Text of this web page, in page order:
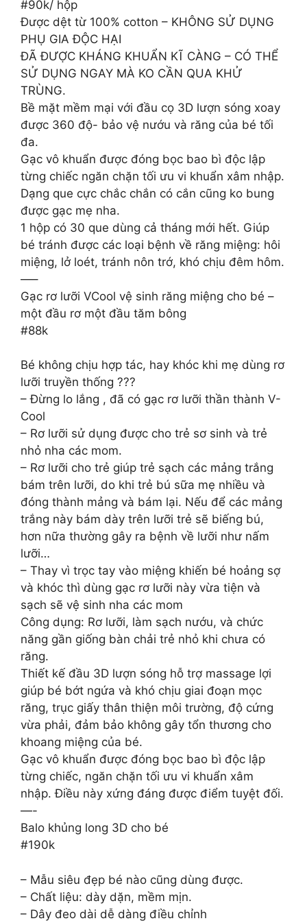
#90k/ hộp
Được dệt từ 100% cotton – KHÔNG SỬ DỤNG
PHỤ GIA ĐỘC HẠI
ĐÃ ĐƯỢC KHÁNG KHUẨN KĨ CÀNG – CÓ THỂ
SỬ DỤNG NGAY MÀ KO CẦN QUA KHỬ
TRÙNG.
Bề mặt mềm mại với đầu cọ 3D lượn sóng xoay
được 360 độ- bảo vệ nướu và răng của bé tối
đa.
Gạc vô khuẩn được đóng bọc bao bì độc lập
từng chiếc ngăn chặn tối ưu vi khuẩn xâm nhập.
Dạng que cực chắc chắn có cắn cũng ko bung
được gạc mẹ nha.
1 hộp có 30 que dùng cả tháng mới hết. Giúp
bé tránh được các loại bệnh về răng miệng: hôi
miệng, lở loét, tránh nôn trớ, khó chịu đêm hôm.
—–
Gạc rơ lưỡi VCool vệ sinh răng miệng cho bé –
một đầu rơ một đầu tăm bông
#88k
Bé không chịu hợp tác, hay khóc khi mẹ dùng rơ
lưỡi truyền thống ???
– Đừng lo lắng , đã có gạc rơ lưỡi thần thành V-
Cool
– Rơ lưỡi sử dụng được cho trẻ sơ sinh và trẻ
nhỏ nha các mom.
– Rơ lưỡi cho trẻ giúp trẻ sạch các mảng trắng
bám trên lưỡi, do khi trẻ bú sữa mẹ nhiều và
đóng thành mảng và bám lại. Nếu để các mảng
trắng này bám dày trên lưỡi trẻ sẽ biếng bú,
hơn nữa thường gây ra bệnh về lưỡi như nấm
lưỡi…
– Thay vì trọc tay vào miệng khiến bé hoảng sợ
và khóc thì dùng gạc rơ lưỡi này vừa tiện và
sạch sẽ vệ sinh nha các mom
Công dụng: Rơ lưỡi, làm sạch nướu, và chức
năng gần giống bàn chải trẻ nhỏ khi chưa có
răng.
Thiết kế đầu 3D lượn sóng hỗ trợ massage lợi
giúp bé bớt ngứa và khó chịu giai đoạn mọc
răng, trục giấy thân thiện môi trường, độ cứng
vừa phải, đảm bảo không gây tổn thương cho
khoang miệng của bé.
Gạc vô khuẩn được đóng bọc bao bì độc lập
từng chiếc, ngăn chặn tối ưu vi khuẩn xâm
nhập. Điều này xứng đáng được điểm tuyệt đối.
—-
Balo khủng long 3D cho bé
#190k
– Mẫu siêu đẹp bé nào cũng dùng được.
– Chất liệu: dày dặn, mềm mịn.
– Dây đeo dài dễ dàng điều chỉnh